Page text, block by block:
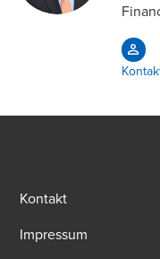
Kontakt
Impressum